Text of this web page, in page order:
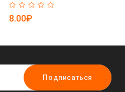
25-19085527)
8.00₽
Подписаться